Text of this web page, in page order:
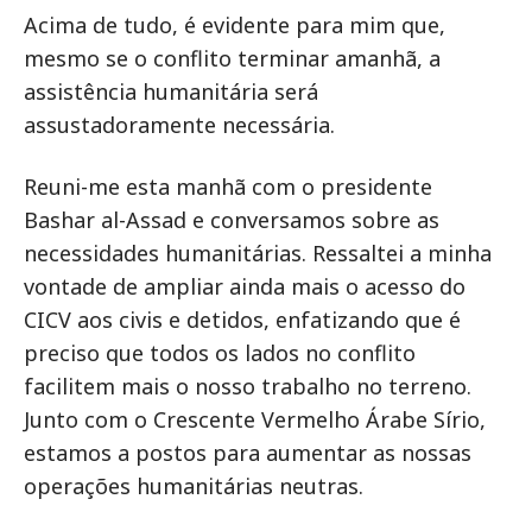
Acima de tudo, é evidente para mim que,
mesmo se o conflito terminar amanhã, a
assistência humanitária será
assustadoramente necessária.
Reuni-me esta manhã com o presidente
Bashar al-Assad e conversamos sobre as
necessidades humanitárias. Ressaltei a minha
vontade de ampliar ainda mais o acesso do
CICV aos civis e detidos, enfatizando que é
preciso que todos os lados no conflito
facilitem mais o nosso trabalho no terreno.
Junto com o Crescente Vermelho Árabe Sírio,
estamos a postos para aumentar as nossas
operações humanitárias neutras.